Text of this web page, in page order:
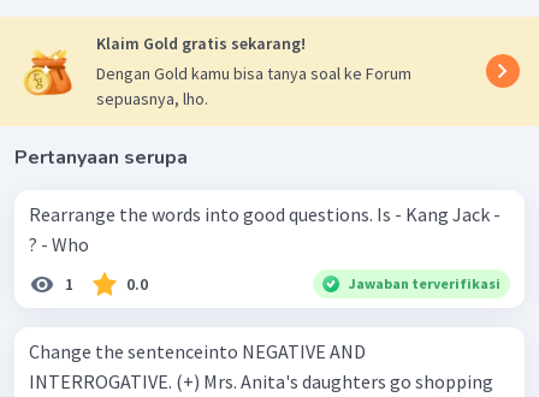
Klaim Gold gratis sekarang!
Dengan Gold kamu bisa tanya soal ke Forum
sepuasnya, lho.
Pertanyaan serupa
Rearrange the words into good questions. Is - Kang Jack -
? - Who
1 0.0 Jawaban terverifikasi
Change the sentenceinto NEGATIVE AND
INTERROGATIVE. (+) Mrs. Anita's daughters go shopping